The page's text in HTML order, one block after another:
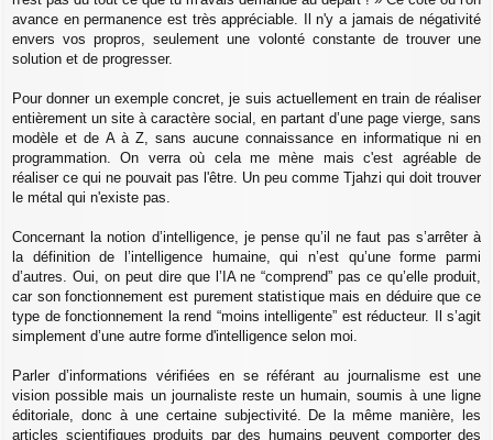
avance en permanence est très appréciable. Il n'y a jamais de négativité
envers vos propros, seulement une volonté constante de trouver une
solution et de progresser.
Pour donner un exemple concret, je suis actuellement en train de réaliser
entièrement un site à caractère social, en partant d’une page vierge, sans
modèle et de A à Z, sans aucune connaissance en informatique ni en
programmation. On verra où cela me mène mais c'est agréable de
réaliser ce qui ne pouvait pas l'être. Un peu comme Tjahzi qui doit trouver
le métal qui n'existe pas.
Concernant la notion d’intelligence, je pense qu’il ne faut pas s’arrêter à
la définition de l’intelligence humaine, qui n’est qu’une forme parmi
d’autres. Oui, on peut dire que l’IA ne “comprend” pas ce qu’elle produit,
car son fonctionnement est purement statistique mais en déduire que ce
type de fonctionnement la rend “moins intelligente” est réducteur. Il s’agit
simplement d’une autre forme d'intelligence selon moi.
Parler d’informations vérifiées en se référant au journalisme est une
vision possible mais un journaliste reste un humain, soumis à une ligne
éditoriale, donc à une certaine subjectivité. De la même manière, les
articles scientifiques produits par des humains peuvent comporter des